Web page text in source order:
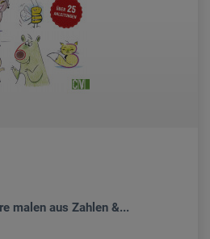
malen aus Zahlen &...